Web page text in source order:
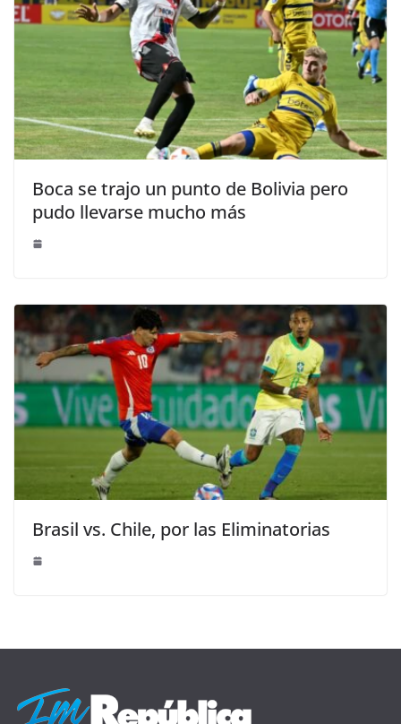
Boca se trajo un punto de Bolivia pero
pudo llevarse mucho más
Brasil vs. Chile, por las Eliminatorias